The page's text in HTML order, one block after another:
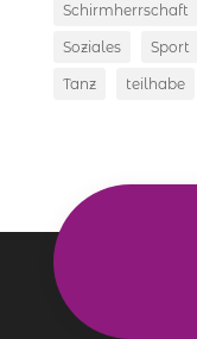
Schirmherrschaft
Soziales Sport
Tanz teilhabe